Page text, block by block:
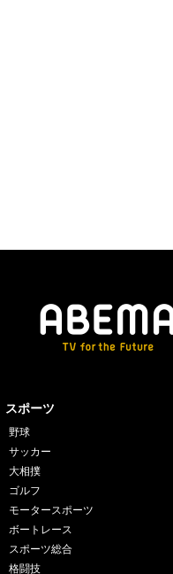
スポーツ
野球
サッカー
大相撲
ゴルフ
モータースポーツ
ボートレース
スポーツ総合
格闘技